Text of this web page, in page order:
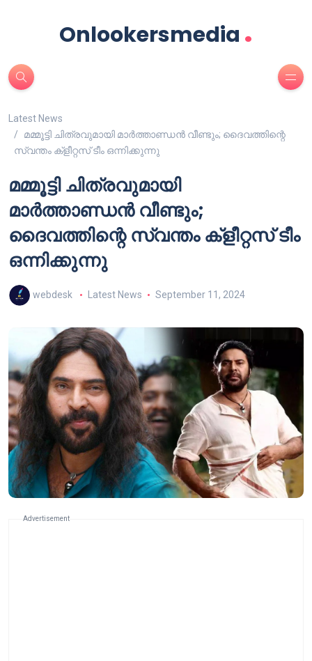
Onlookersmedia .
Latest News
മമ്മൂട്ടി ചിത്രവുമായി മാർത്താണ്ഡൻ വീണ്ടും; ദൈവത്തിന്റെ
സ്വന്തം ക്‌ളീറ്റസ് ടീം ഒന്നിക്കുന്നു
മമ്മൂട്ടി ചിത്രവുമായി
മാർത്താണ്ഡൻ വീണ്ടും;
ദൈവത്തിന്റെ സ്വന്തം ക്‌ളീറ്റസ് ടീം
ഒന്നിക്കുന്നു
webdesk Latest News September 11, 2024
Advertisement